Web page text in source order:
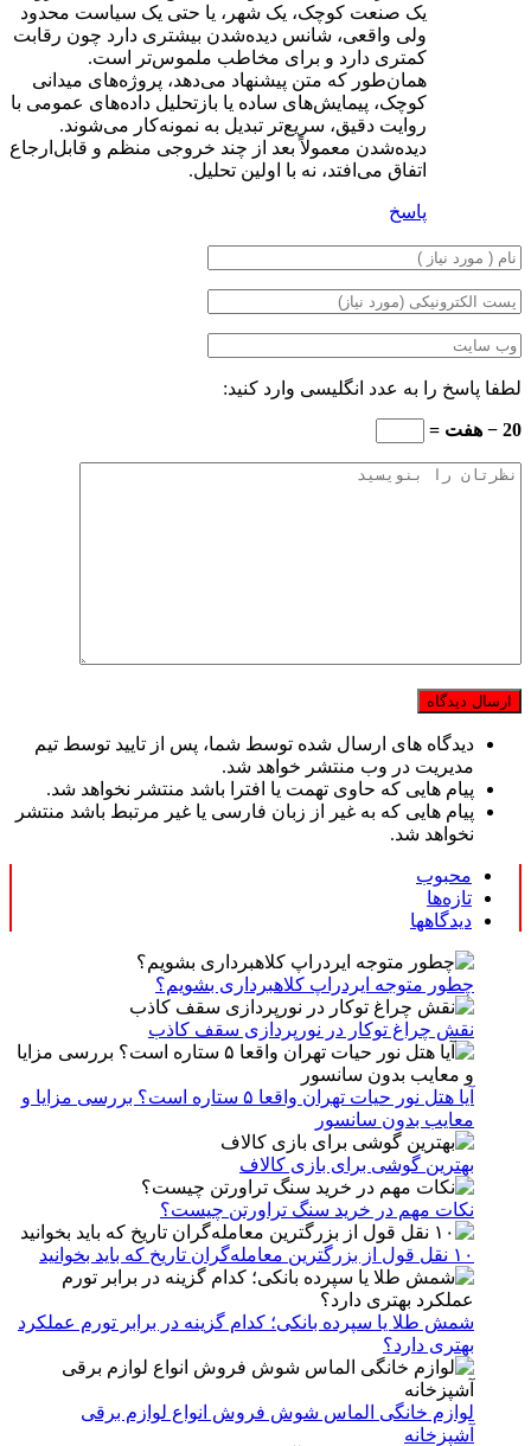
یک صنعت کوچک، یک شهر، یا حتی یک سیاست محدود
ولی واقعی، شانس دیده‌شدن بیشتری دارد چون رقابت
کمتری دارد و برای مخاطب ملموس‌تر است.
همان‌طور که متن پیشنهاد می‌دهد، پروژه‌های میدانی
کوچک، پیمایش‌های ساده یا بازتحلیل داده‌های عمومی با
روایت دقیق، سریع‌تر تبدیل به نمونه‌کار می‌شوند.
دیده‌شدن معمولاً بعد از چند خروجی منظم و قابل‌ارجاع
اتفاق می‌افتد، نه با اولین تحلیل.
پاسخ
لطفا پاسخ را به عدد انگلیسی وارد کنید:
20 − هفت =
دیدگاه های ارسال شده توسط شما، پس از تایید توسط تیم
مدیریت در وب منتشر خواهد شد.
پیام هایی که حاوی تهمت یا افترا باشد منتشر نخواهد شد.
پیام هایی که به غیر از زبان فارسی یا غیر مرتبط باشد منتشر
نخواهد شد.
محبوب
تازه‌ها
دیدگاهها
چطور متوجه ایردراپ کلاهبرداری بشویم؟
نقش چراغ توکار در نورپردازی سقف کاذب
آیا هتل نور حیات تهران واقعا ۵ ستاره است؟ بررسی مزایا و
معایب بدون سانسور
بهترین گوشی برای بازی کالاف
نکات مهم در خرید سنگ تراورتن چیست؟
۱۰ نقل قول از بزرگترین معامله‌گران تاریخ که باید بخوانید
شمش طلا یا سپرده بانکی؛ کدام گزینه در برابر تورم عملکرد
بهتری دارد؟
لوازم خانگی الماس شوش فروش انواع لوازم برقی
آشپزخانه